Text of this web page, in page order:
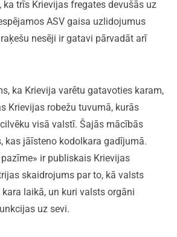
trīs Krievijas fregates devušās uz
ASV gaisa uzlidojumus
nesēji ir gatavi pārvadāt arī
ka Krievija varētu gatavoties karam,
Krievijas robežu tuvumā, kurās
visā valstī. Šajās mācībās
kas jāīsteno kodolkara gadījumā.
ir publiskais Krievijas
skaidrojums par to, kā valsts
laikā, un kuri valsts orgāni
uz sevi.